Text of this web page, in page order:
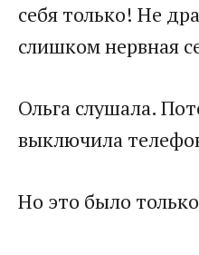
себя только! Не
слишком нервная
Ольга слушала.
выключила
Но это было